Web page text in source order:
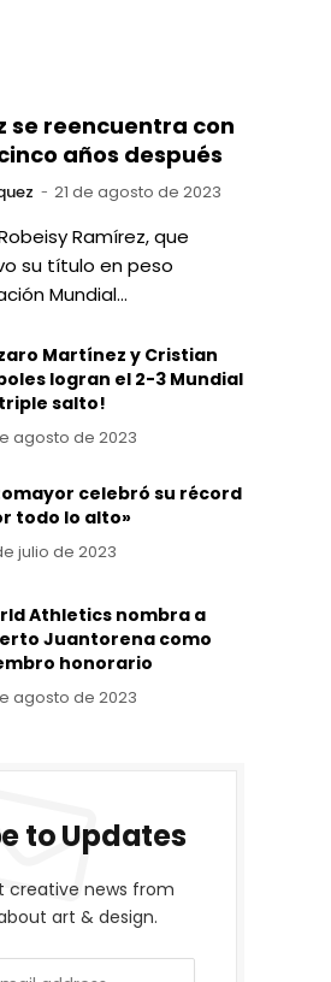
se reencuentra con
años después
21 de agosto de 2023
Ramírez, que
su título en peso
Mundial…
Martínez y Cristian
logran el 2-3 Mundial
salto!
agosto de 2023
celebró su récord
todo lo alto»
julio de 2023
Athletics nombra a
Juantorena como
honorario
agosto de 2023
to Updates
creative news from
art & design.